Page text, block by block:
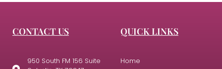
CONTACT US
950 South FM 156 Suite
QUICK LINKS
Home